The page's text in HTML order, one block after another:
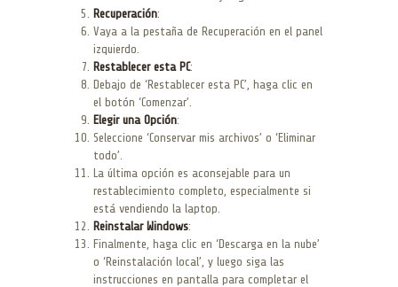
Recuperación:
Vaya a la pestaña de Recuperación en el panel
izquierdo.
Restablecer esta PC:
Debajo de ‘Restablecer esta PC’, haga clic en
el botón ‘Comenzar’.
Elegir una Opción:
Seleccione ‘Conservar mis archivos’ o ‘Eliminar
todo’.
La última opción es aconsejable para un
restablecimiento completo, especialmente si
está vendiendo la laptop.
Reinstalar Windows:
Finalmente, haga clic en ‘Descarga en la nube’
o ‘Reinstalación local’, y luego siga las
instrucciones en pantalla para completar el